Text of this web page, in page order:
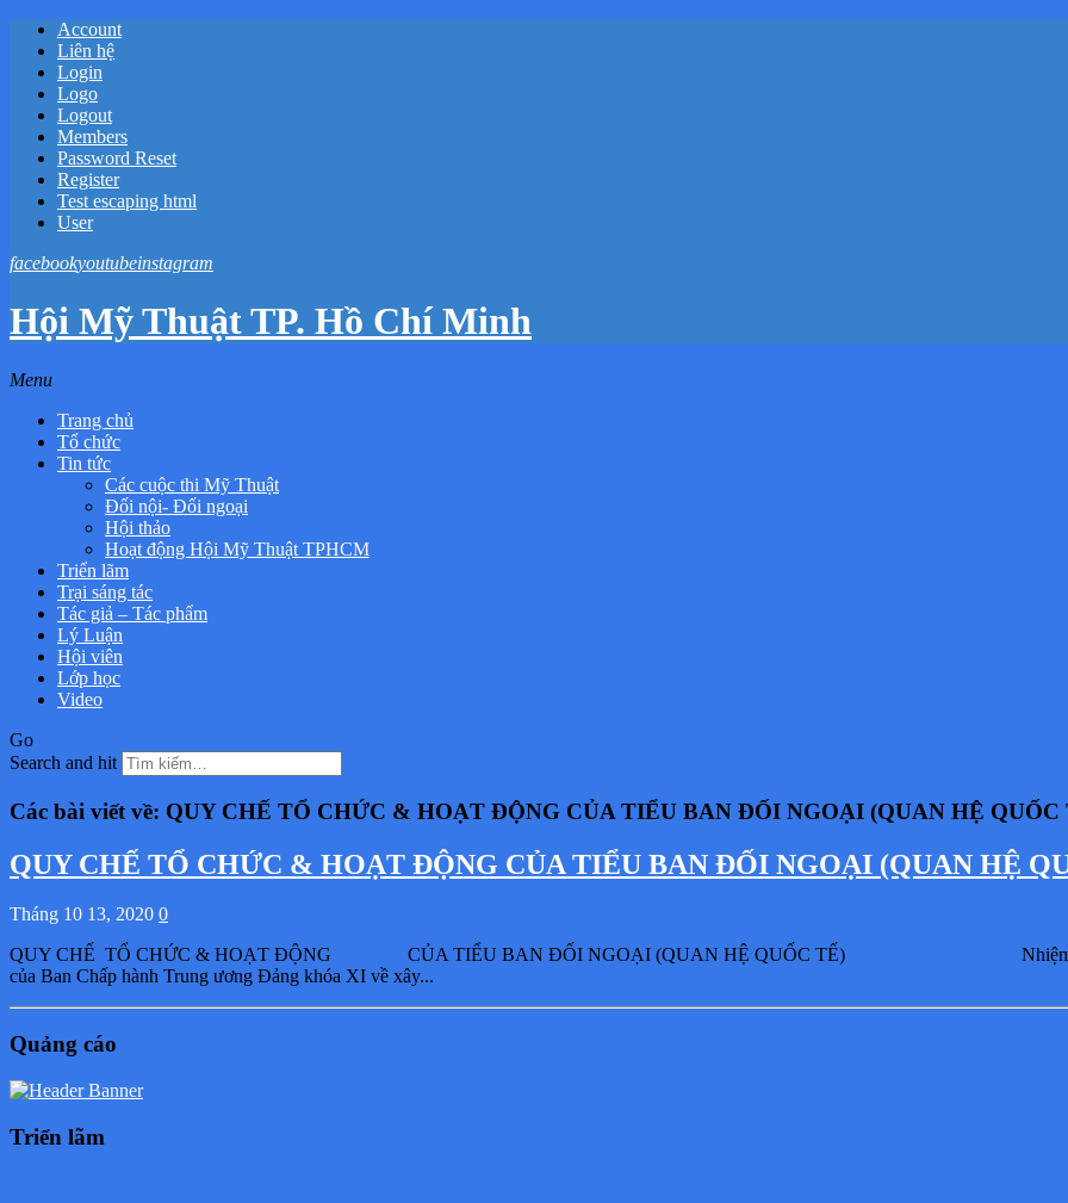
Account
Liên hệ
Login
Logo
Logout
Members
Password Reset
Register
Test escaping html
User
facebookyoutubeinstagram
Hội Mỹ Thuật TP. Hồ Chí Minh
Menu
Trang chủ
Tổ chức
Tin tức
Các cuộc thi Mỹ Thuật
Đối nội- Đối ngoại
Hội thảo
Hoạt động Hội Mỹ Thuật TPHCM
Triển lãm
Trại sáng tác
Tác giả – Tác phẩm
Lý Luận
Hội viên
Lớp học
Video
Go
Search and hit
Các bài viết về: QUY CHẾ TỔ CHỨC & HOẠT ĐỘNG CỦA TIỂU BAN ĐỐI NGOẠI (QUAN HỆ QUỐC
QUY CHẾ TỔ CHỨC & HOẠT ĐỘNG CỦA TIỂU BAN ĐỐI NGOẠI (QUAN HỆ
Tháng 10 13, 2020 0
QUY CHẾ TỔ CHỨC & HOẠT ĐỘNG CỦA TIỂU BAN ĐỐI NGOẠI (QUAN HỆ QUỐC TẾ) Nhiệm kỳ VIII
của Ban Chấp hành Trung ương Đảng khóa XI về xây...
Quảng cáo
Triển lãm